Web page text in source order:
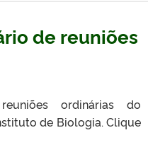
de reuniões
ordinárias do
de Biologia. Clique